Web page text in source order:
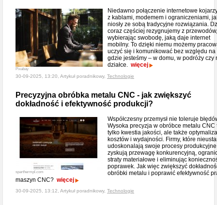
Pixabay
Niedawno połączenie internetowe
z kablami, modemem i ograniczeniami,
niosły ze sobą tradycyjne rozwiązania.
coraz częściej rezygnujemy z przewodów,
wybierając swobodę, jaką daje internet
mobilny. To dzięki niemu możemy
uczyć się i komunikować bez względu na
gdzie jesteśmy – w domu, w podróży czy
działce. więcej
30-09-2025, 13:20, Artykuł poradnikowy, Technologie
Precyzyjna obróbka metalu CNC - jak zwiększyć
dokładność i efektywność produkcji?
sparthermpl.com
Współczesny przemysł nie toleruje
Wysoka precyzja w obróbce metalu CNC
tylko kwestia jakości, ale także
kosztów i wydajności. Firmy, które
udoskonalają swoje procesy
zyskują przewagę konkurencyjną,
straty materiałowe i eliminując
poprawek. Jak więc zwiększyć
obróbki metalu i poprawić efektywność
maszyn CNC? więcej
30-09-2025, 13:12, Artykuł poradnikowy, Technologie